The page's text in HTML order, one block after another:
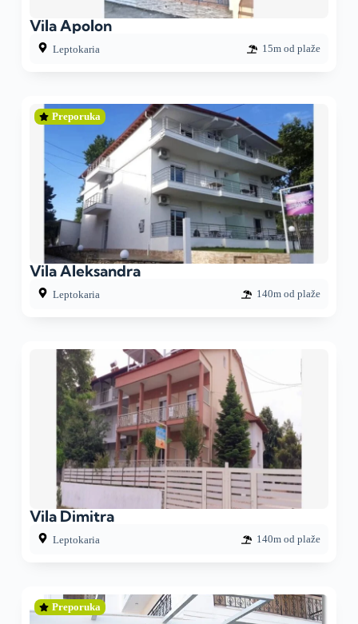
Vila Apolon
Leptokaria 15m od plaže
Preporuka
Vila Aleksandra
Leptokaria 140m od plaže
Vila Dimitra
Leptokaria 140m od plaže
Preporuka